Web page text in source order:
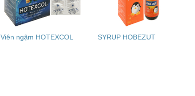
Viên ngậm HOTEXCOL SYRUP HOBEZUT
THS.BS LÊ THỊ HẢI
NGUYÊN GĐ TT DINH DƯỠNG VIỆN
DDQG